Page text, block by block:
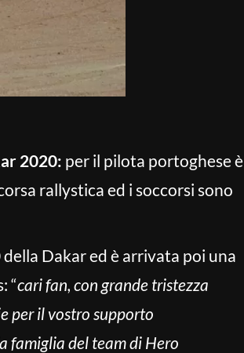
2020: per il pilota portoghese è
rallystica ed i soccorsi sono
Dakar ed è arrivata poi una
“cari fan, con grande tristezza
per il vostro supporto
famiglia del team di Hero